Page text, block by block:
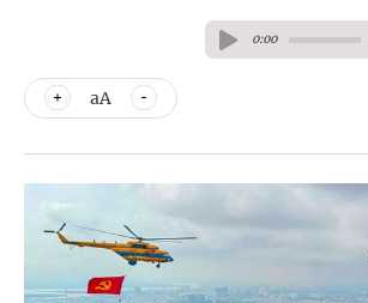
0:00
aA